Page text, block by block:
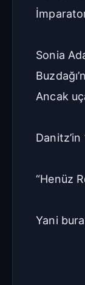
Sonia
Ancak
Danitz’in
“Henüz
Yani